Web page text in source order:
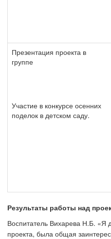
Презентация проекта в
группе
Участие в конкурсе осенних
поделок в детском саду.
Результаты работы над
Воспитатель Вихарева Н.Б. «Я
проекта, была общая